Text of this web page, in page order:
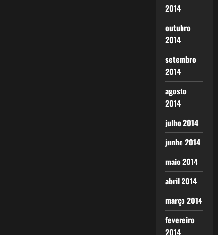
2014
outubro
2014
setembro
2014
agosto
2014
julho 2014
junho 2014
maio 2014
abril 2014
março 2014
fevereiro
2014